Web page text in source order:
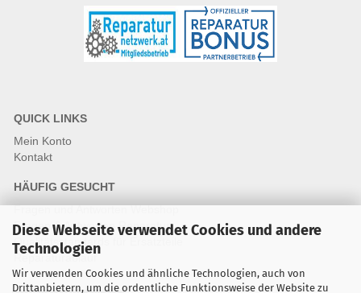
Diese Webseite verwendet Cookies und andere
Technologien
Wir verwenden Cookies und ähnliche Technologien, auch von
Drittanbietern, um die ordentliche Funktionsweise der Website zu
QUICK LINKS
Mein Konto
Kontakt
HÄUFIG GESUCHT
Fragen und Antworten Webshop
Fragen & Antworten Reparatur
Qualitätsstandards für Ersatzteile
Reparaturablauf